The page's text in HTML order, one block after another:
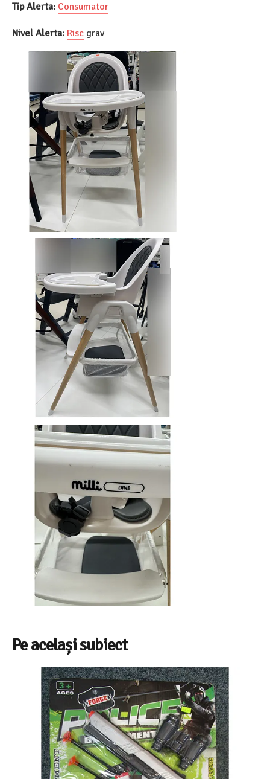
Tip Alerta: Consumator
Nivel Alerta: Risc grav
Pe același subiect